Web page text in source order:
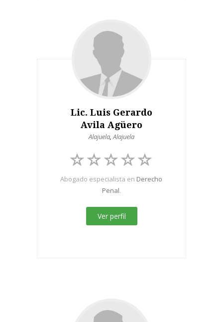
Lic. Luis Gerardo
Avila Agüero
Alajuela,Alajuela
Abogado especialista en Derecho
Penal.
Ver perfil